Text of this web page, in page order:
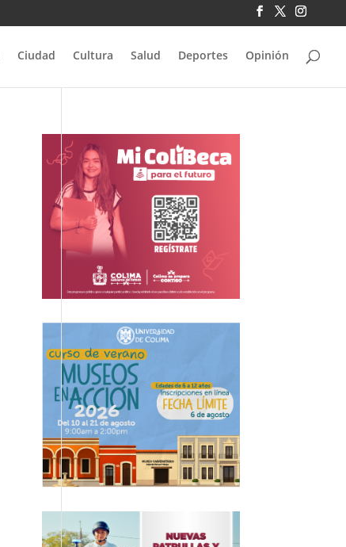
Ciudad Cultura Salud Deportes Opinión